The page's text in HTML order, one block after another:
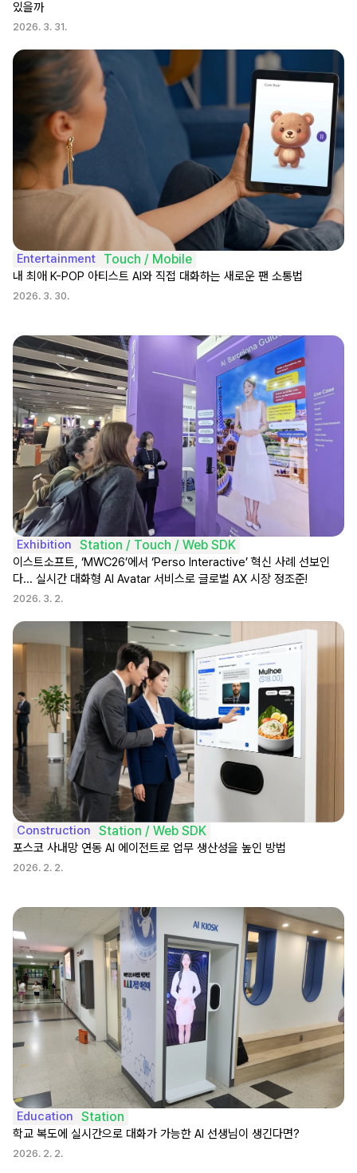
있을까
2026. 3. 31.
Entertainment Touch / Mobile
내 최애 K-POP 아티스트 AI와 직접 대화하는 새로운 팬 소통법
2026. 3. 30.
Exhibition Station / Touch / Web SDK
이스트소프트, ‘MWC26’에서 ‘Perso Interactive’ 혁신 사례 선보인
다... 실시간 대화형 AI Avatar 서비스로 글로벌 AX 시장 정조준!
2026. 3. 2.
Construction Station / Web SDK
포스코 사내망 연동 AI 에이전트로 업무 생산성을 높인 방법
2026. 2. 2.
Education Station
학교 복도에 실시간으로 대화가 가능한 AI 선생님이 생긴다면?
2026. 2. 2.